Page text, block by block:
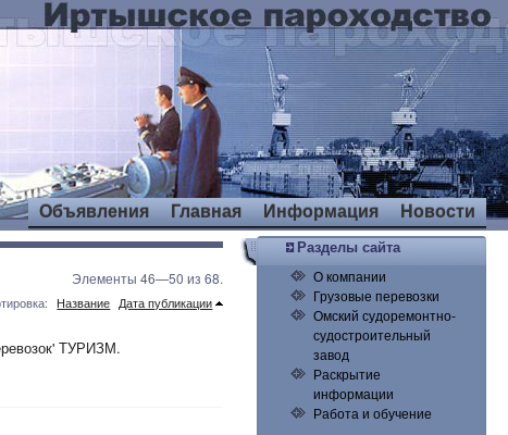
Объявления Главная Информация Новости
Элементы 46—50 из 68.
Название Дата публикации
ТУРИЗМ.
Разделы сайта
О компании
Грузовые перевозки
Омский судоремонтно-
судостроительный
завод
Раскрытие
информации
Работа и обучение